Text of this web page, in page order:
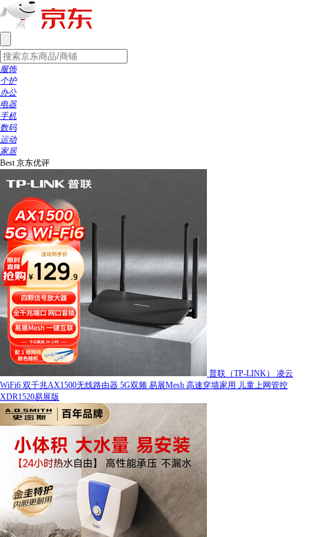
服饰
个护
办公
电器
手机
数码
运动
家居
Best 京东优评
普联（TP-LINK） 凌云
WiFi6 双千兆AX1500无线路由器 5G双频 易展Mesh 高速穿墙家用 儿童上网管控
XDR1520易展版